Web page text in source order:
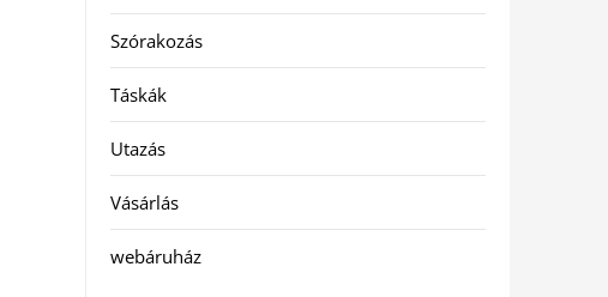
Szórakozás
Táskák
Utazás
Vásárlás
webáruház